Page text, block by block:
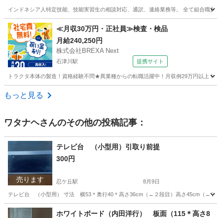
インドネシア人特定技能、技能実習生の相談対応、通訳、連絡業務等。 全て組合職
大阪 大阪市 その他 特定技能
≪月収30万円・正社員≫検査・検品
月給240,250円
株式会社BREXA Next
石津川駅 提携サイト
トラクタ本体の製造！資格経験不問★異業種からの転職活躍中！月収例29万円以上
大阪 堺市
もっと見る
ワタナヘさんのその他の投稿記事：
売ります
テレビ台 （小型用）引取り前提
300円
忍ケ丘駅 8月9日
テレビ台 （小型用） 寸法 横53＊奥行40＊高さ36cm（←２段目）高さ45cm（←フ
大阪 四條畷市 忍ケ丘駅 収納家具
ホワイトボード（内田洋行） 板面（115＊高さ8